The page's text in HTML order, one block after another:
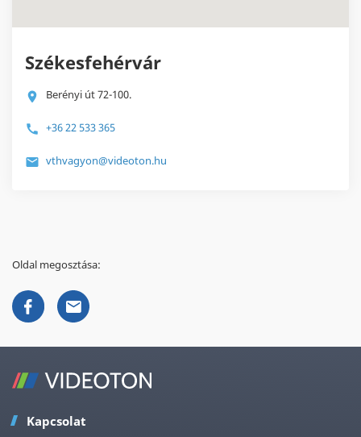
Székesfehérvár
Berényi út 72-100.
+36 22 533 365
vthvagyon@videoton.hu
Oldal megosztása:
Kapcsolat